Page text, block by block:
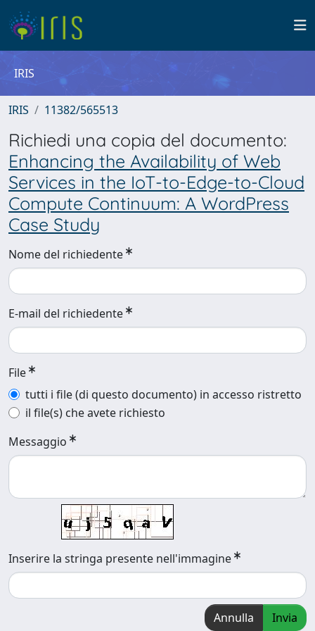
IRIS
IRIS 11382/565513
Richiedi una copia del documento:
Enhancing the Availability of Web
Services in the IoT-to-Edge-to-Cloud
Compute Continuum: A WordPress
Case Study
Nome del richiedente
E-mail del richiedente
File
tutti i file (di questo documento) in accesso ristretto
il file(s) che avete richiesto
Messaggio
Inserire la stringa presente nell'immagine
Annulla Invia